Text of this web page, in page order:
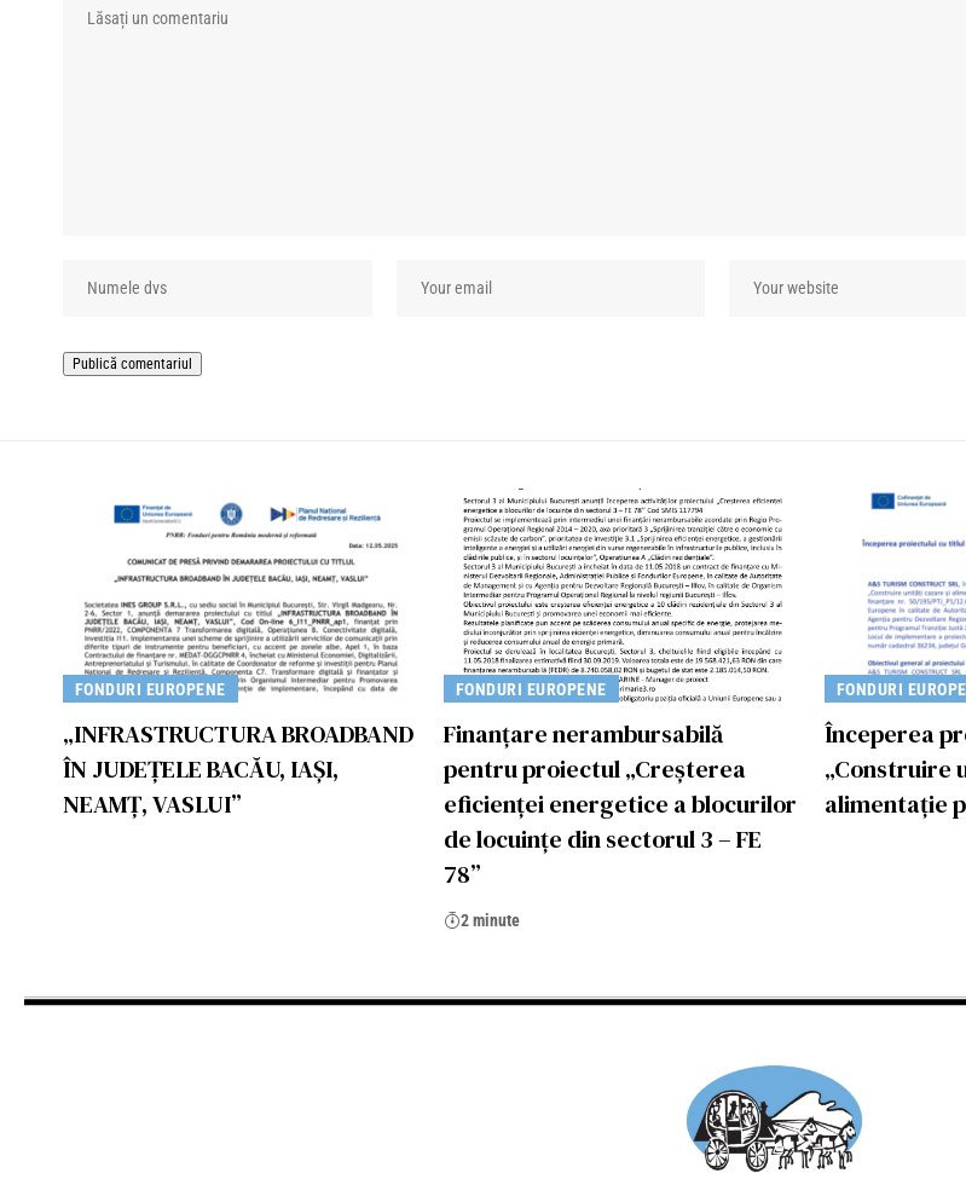
FONDURI EUROPENE
„INFRASTRUCTURA BROADBAND
ÎN JUDEȚELE BACĂU, IAȘI,
NEAMȚ, VASLUI”
FONDURI EUROPENE
Finanțare nerambursabilă
pentru proiectul „Creșterea
eficienței energetice a blocurilor
de locuințe din sectorul 3 – FE
78”
2 minute
FONDURI
Începerea
„Construire
alimentație